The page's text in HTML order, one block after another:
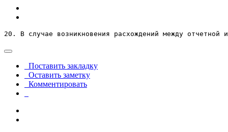
20. В случае возникновения расхождений между отчетной
Поставить закладку
Оставить заметку
Комментировать